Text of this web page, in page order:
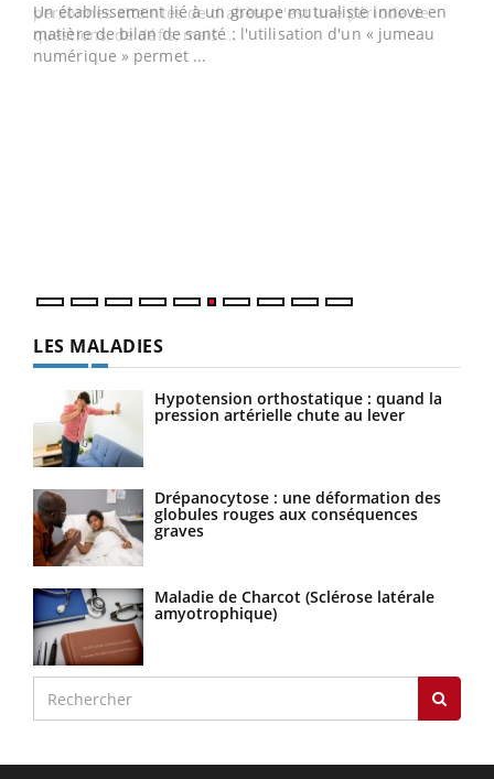
Un établissement lié à un groupe mutualiste innove en
matière de bilan de santé : l'utilisation d'un « jumeau
numérique » permet ...
LES MALADIES
Hypotension orthostatique : quand la
pression artérielle chute au lever
Drépanocytose : une déformation des
globules rouges aux conséquences
graves
Maladie de Charcot (Sclérose latérale
amyotrophique)